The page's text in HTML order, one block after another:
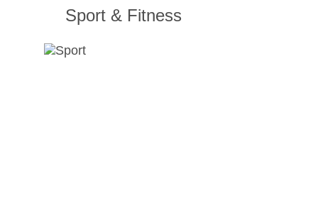
Sport & Fitness